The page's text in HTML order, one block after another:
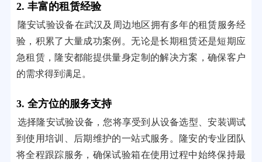
2. 丰富的租赁经验
隆安试验设备在武汉及周边地区拥有多年的租赁服务经
验，积累了大量成功案例。无论是长期租赁还是短期应
急租赁，隆安都能提供量身定制的解决方案，确保客户
的需求得到满足。
3. 全方位的服务支持
选择隆安试验设备，您将享受到从设备选型、安装调试
到使用培训、后期维护的一站式服务。隆安的专业团队
将全程跟踪服务，确保试验箱在使用过程中始终保持最